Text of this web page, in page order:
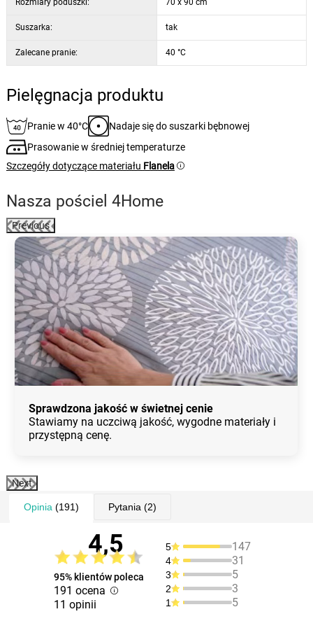
Suszarka: tak
Zalecane pranie: 40 °C
Pielęgnacja produktu
Pranie w 40°C
Nadaje się do suszarki bębnowej
Prasowanie w średniej temperaturze
Szczegóły dotyczące materiału Flanela
Nasza pościel 4Home
Previous
Sprawdzona jakość w świetnej cenie
Stawiamy na uczciwą jakość, wygodne materiały i
przystępną cenę.
Next
Opinia (191) Pytania (2)
4,5
95% klientów poleca
191 ocena
11 opinii
5 147
4 31
3 5
2 3
1 5